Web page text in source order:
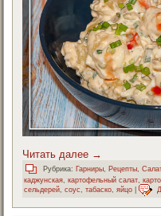
Читать далее →
Рубрика: Гарниры Рецепты ,
каджунская,картофельный салат,
сельдерей,соус,табаско,яйцо |